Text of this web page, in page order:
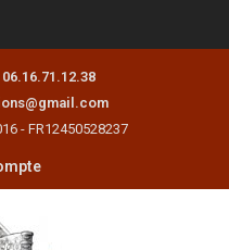
- FR12450528237